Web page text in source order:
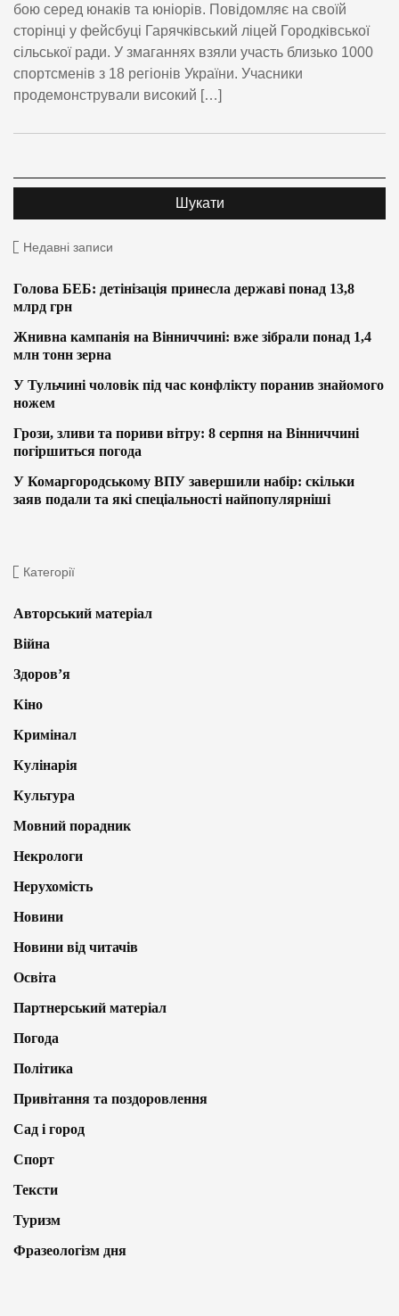
бою серед юнаків та юніорів. Повідомляє на своїй
сторінці у фейсбуці Гарячківський ліцей Городківської
сільської ради. У змаганнях взяли участь близько 1000
спортсменів з 18 регіонів України. Учасники
продемонстрували високий […]
Недавні записи
Голова БЕБ: детінізація принесла державі понад 13,8
млрд грн
Жнивна кампанія на Вінниччині: вже зібрали понад 1,4
млн тонн зерна
У Тульчині чоловік під час конфлікту поранив знайомого
ножем
Грози, зливи та пориви вітру: 8 серпня на Вінниччині
погіршиться погода
У Комаргородському ВПУ завершили набір: скільки
заяв подали та які спеціальності найпопулярніші
Категорії
Авторський матеріал
Війна
Здоров’я
Кіно
Кримінал
Кулінарія
Культура
Мовний порадник
Некрологи
Нерухомість
Новини
Новини від читачів
Освіта
Партнерський матеріал
Погода
Політика
Привітання та поздоровлення
Сад і город
Спорт
Тексти
Туризм
Фразеологізм дня